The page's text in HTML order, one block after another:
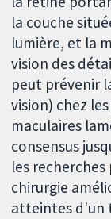
la couche
lumière, et la
vision des
peut prévenir
vision) chez
maculaires
consensus
les
chirurgie
atteintes d'un